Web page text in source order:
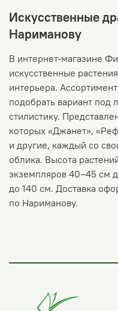
Искусственные
Нариманову
В интернет-магазине
искусственные
интерьера.
подобрать вариант под
стилистику.
которых «Джанет»,
и другие, каждый со
облика. Высота
экземпляров 40–45 см
до 140 см. Доставка
по Нариманову.